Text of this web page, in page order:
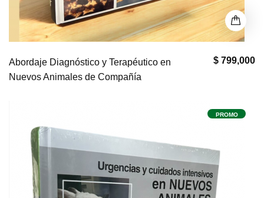
$ 799,000
Abordaje Diagnóstico y Terapéutico en
Nuevos Animales de Compañía
PROMO